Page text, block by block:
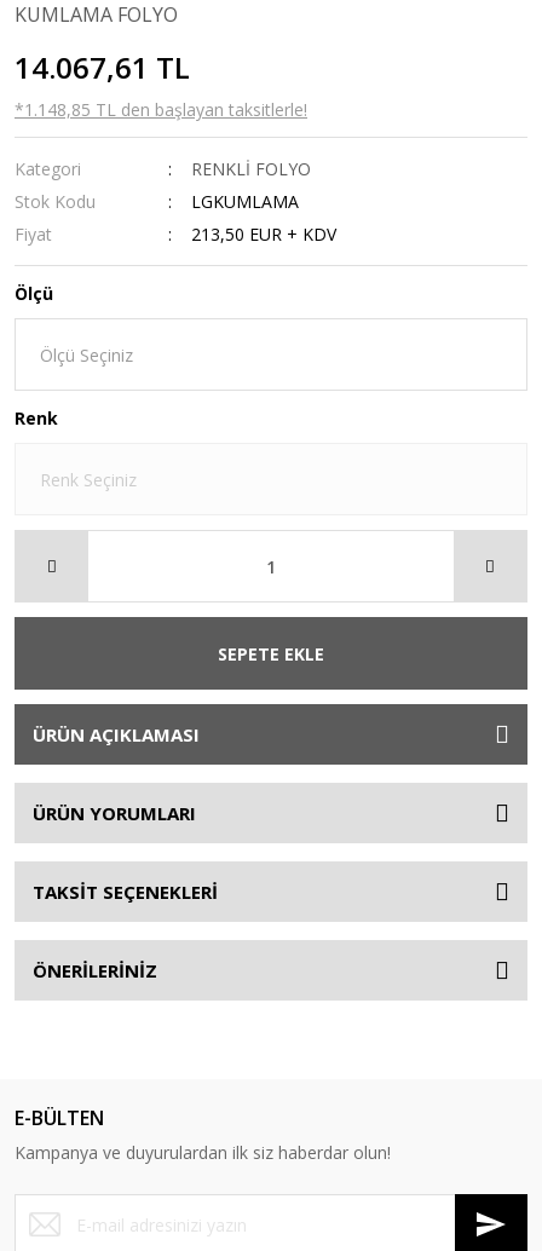
KUMLAMA FOLYO
14.067,61 TL
*1.148,85 TL den başlayan taksitlerle!
Kategori
RENKLİ FOLYO
Stok Kodu
LGKUMLAMA
Fiyat
213,50 EUR + KDV
Ölçü
Renk
SEPETE EKLE
ÜRÜN AÇIKLAMASI
ÜRÜN YORUMLARI
TAKSİT SEÇENEKLERİ
ÖNERİLERİNİZ
E-BÜLTEN
Kampanya ve duyurulardan ilk siz haberdar olun!